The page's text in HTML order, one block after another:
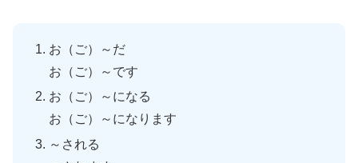
お（ご）～だ
お（ご）～です
お（ご）～になる
お（ご）～になります
～される